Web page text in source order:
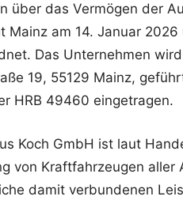
über das Vermögen der
Mainz am 14. Januar
Das Unternehmen
19, 55129 Mainz,
HRB 49460 eingetragen.
Koch GmbH ist laut
von Kraftfahrzeugen
damit verbundenen